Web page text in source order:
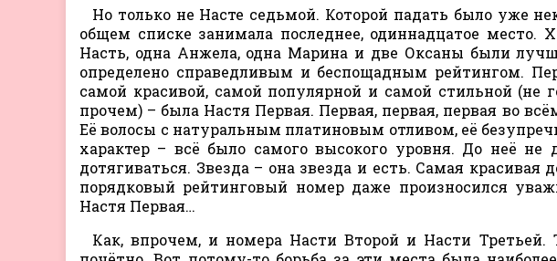
Но только не Насте седьмой. Которой падать было уже
общем списке занимала последнее, одиннадцатое
Насть, одна Анжела, одна Марина и две Оксаны были
определено справедливым и беспощадным рейтингом.
самой красивой, самой популярной и самой стильной (не
прочем) – была Настя Первая. Первая, первая, первая во
Её волосы с натуральным платиновым отливом, её
характер – всё было самого высокого уровня. До неё
дотягиваться. Звезда – она звезда и есть. Самая
порядковый рейтинговый номер даже произносился
Настя Первая…
Как, впрочем, и номера Насти Второй и Насти